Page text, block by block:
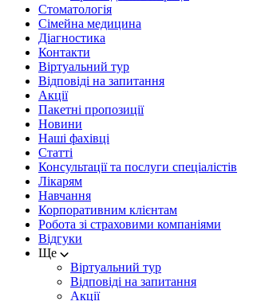
Стоматологія
Сімейна медицина
Діагностика
Контакти
Віртуальний тур
Відповіді на запитання
Акції
Пакетні пропозиції
Новини
Наші фахівці
Статті
Консультації та послуги спеціалістів
Лікарям
Навчання
Корпоративним клієнтам
Робота зі страховими компаніями
Відгуки
Ще
Віртуальний тур
Відповіді на запитання
Акції